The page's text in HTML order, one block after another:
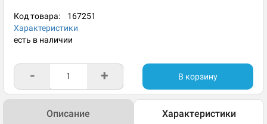
Код товара: 167251
Характеристики
есть в наличии
- + В корзину
Описание Характеристики